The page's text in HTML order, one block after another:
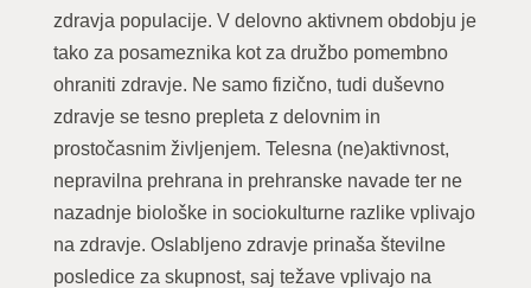
zdravja populacije. V delovno aktivnem obdobju je
tako za posameznika kot za družbo pomembno
ohraniti zdravje. Ne samo fizično, tudi duševno
zdravje se tesno prepleta z delovnim in
prostočasnim življenjem. Telesna (ne)aktivnost,
nepravilna prehrana in prehranske navade ter ne
nazadnje biološke in sociokulturne razlike vplivajo
na zdravje. Oslabljeno zdravje prinaša številne
posledice za skupnost, saj težave vplivajo na